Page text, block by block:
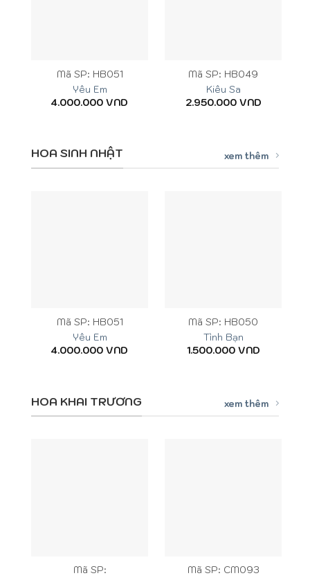
Mã SP: HB051
Yêu Em
4.000.000 VND
Mã SP: HB049
Kiêu Sa
2.950.000VND
HOA SINH NHẬT xem thêm
Mã SP: HB051
Yêu Em
4.000.000 VND
Mã SP: HB050
Tình Bạn
1.500.000VND
HOA KHAI TRƯƠNG xem thêm
Mã SP:
Mã SP: CM093